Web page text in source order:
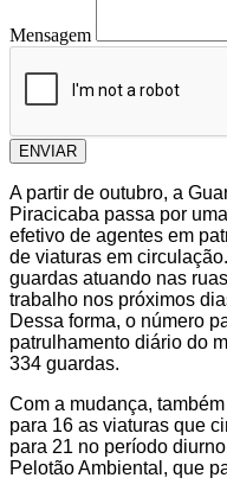
Mensagem
ENVIAR
A partir de outubro, a
Piracicaba passa por
efetivo de agentes em
de viaturas em
guardas atuando nas
trabalho nos próximos
Dessa forma, o número
patrulhamento diário do
334 guardas.
Com a mudança,
para 16 as viaturas que
para 21 no período
Pelotão Ambiental, que